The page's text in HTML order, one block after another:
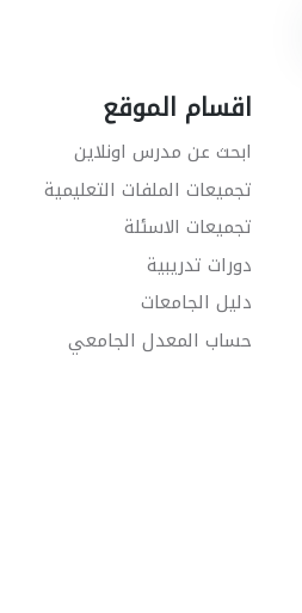
اقسام الموقع
ابحث عن مدرس اونلاين
تجميعات الملفات التعليمية
تجميعات الاسئلة
دورات تدريبية
دليل الجامعات
حساب المعدل الجامعي